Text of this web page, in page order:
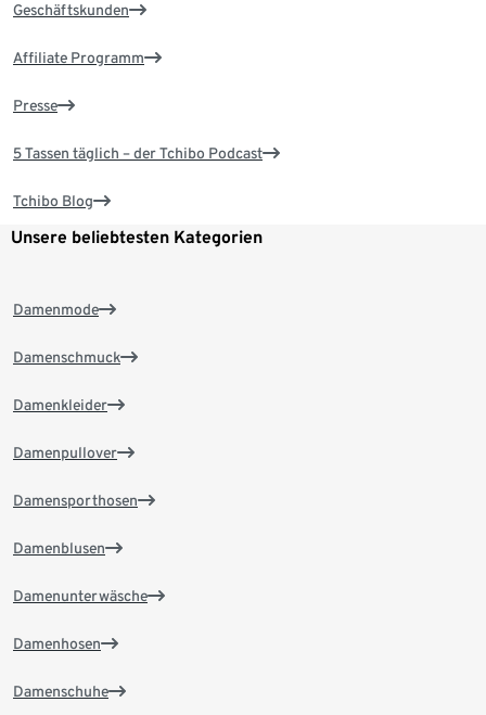
Geschäftskunden
Affiliate Programm
Presse
5 Tassen täglich – der Tchibo Podcast
Tchibo Blog
Unsere beliebtesten Kategorien
Damenmode
Damenschmuck
Damenkleider
Damenpullover
Damensporthosen
Damenblusen
Damenunterwäsche
Damenhosen
Damenschuhe